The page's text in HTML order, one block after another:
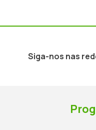
Siga-nos nas